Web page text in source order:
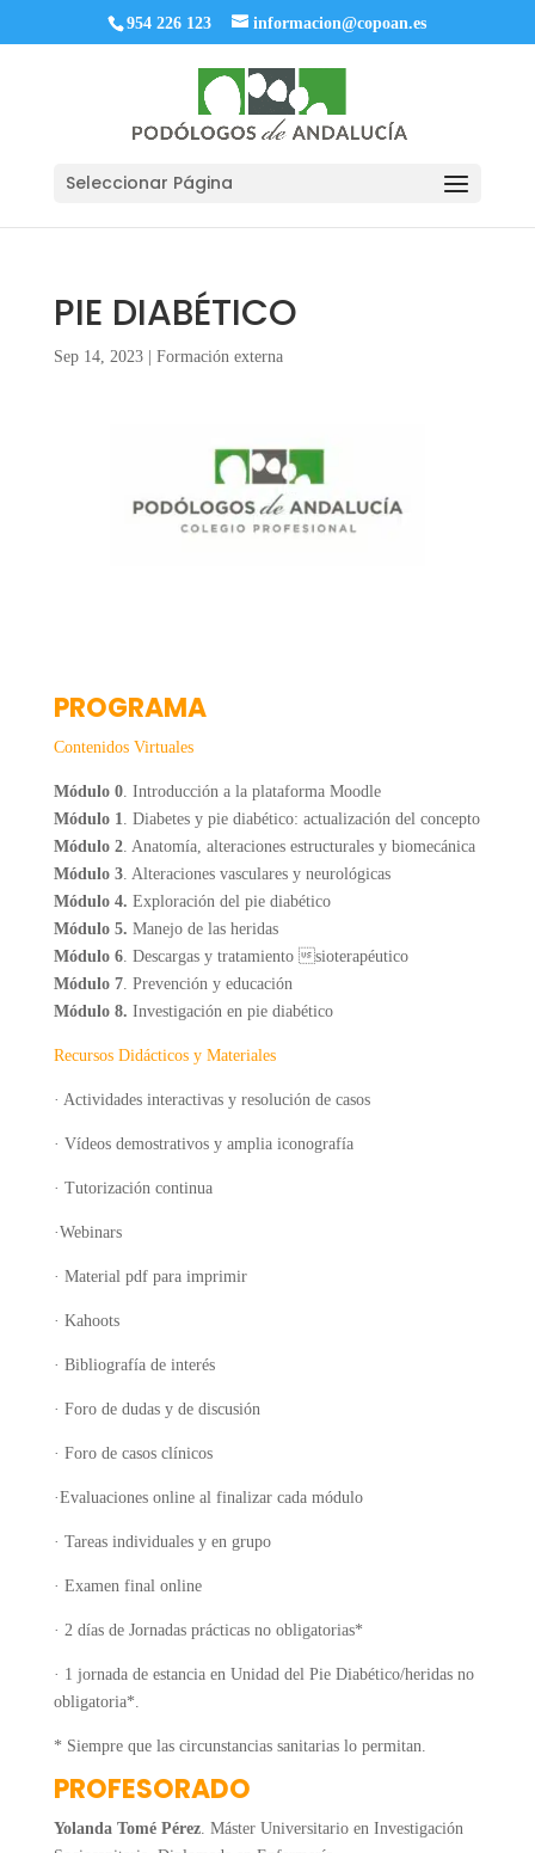
954 226 123 informacion@copoan.es
Seleccionar Página
PIE DIABÉTICO
Sep 14, 2023| Formación externa
PROGRAMA
Contenidos Virtuales
Módulo 0. Introducción a la plataforma Moodle
Módulo 1. Diabetes y pie diabético: actualización del concepto
Módulo 2. Anatomía, alteraciones estructurales y biomecánica
Módulo 3. Alteraciones vasculares y neurológicas
Módulo 4. Exploración del pie diabético
Módulo 5. Manejo de las heridas
Módulo 6. Descargas y tratamiento sioterapéutico
Módulo 7. Prevención y educación
Módulo 8. Investigación en pie diabético
Recursos Didácticos y Materiales
· Actividades interactivas y resolución de casos
· Vídeos demostrativos y amplia iconografía
· Tutorización continua
·Webinars
· Material pdf para imprimir
· Kahoots
· Bibliografía de interés
· Foro de dudas y de discusión
· Foro de casos clínicos
·Evaluaciones online al finalizar cada módulo
· Tareas individuales y en grupo
· Examen final online
· 2 días de Jornadas prácticas no obligatorias*
· 1 jornada de estancia en Unidad del Pie Diabético/heridas no
obligatoria*.
* Siempre que las circunstancias sanitarias lo permitan.
PROFESORADO
Yolanda Tomé Pérez. Máster Universitario en Investigación